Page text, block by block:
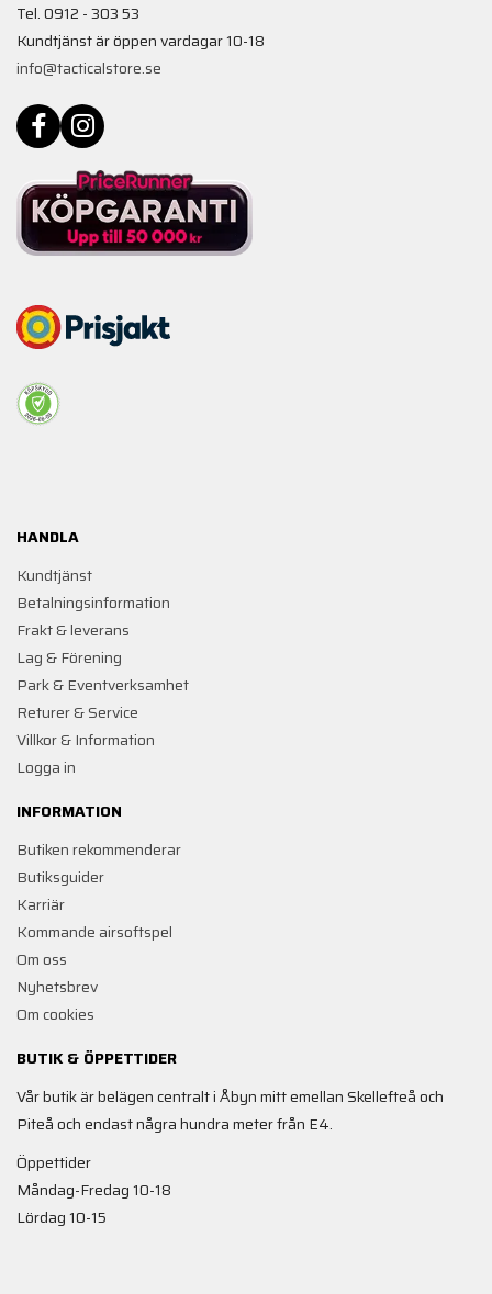
Tel. 0912 - 303 53
Kundtjänst är öppen vardagar 10-18
info@tacticalstore.se
HANDLA
Kundtjänst
Betalningsinformation
Frakt & leverans
Lag & Förening
Park & Eventverksamhet
Returer & Service
Villkor & Information
Logga in
INFORMATION
Butiken rekommenderar
Butiksguider
Karriär
Kommande airsoftspel
Om oss
Nyhetsbrev
Om cookies
BUTIK & ÖPPETTIDER
Vår butik är belägen centralt i Åbyn mitt emellan Skellefteå och
Piteå och endast några hundra meter från E4.
Öppettider
Måndag-Fredag 10-18
Lördag 10-15